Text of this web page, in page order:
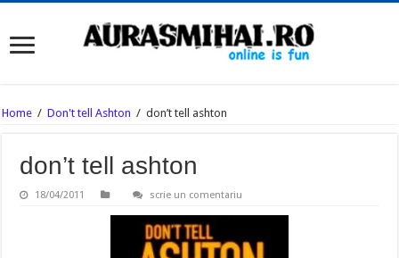
Home / Don't tell Ashton / don’t tell ashton
don’t tell ashton
18/04/2011 scrie un comentariu